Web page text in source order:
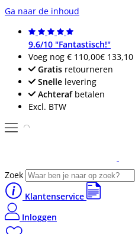
Ga naar de inhoud
9.6/10 "Fantastisch!"
Voeg nog € 110,00€ 133,10
Gratis retourneren
Snelle levering
Achterafbetalen
Excl. BTW
Zoek
Klantenservice
Inloggen